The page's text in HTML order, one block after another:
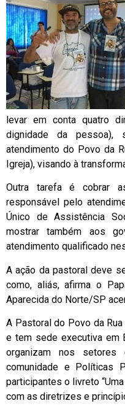
levar em conta quatro
dignidade da
atendimento do Povo da
Igreja), visando à
Outra tarefa é cobrar
responsável pelo
Único de Assistência
mostrar também aos
atendimento qualificado
A ação da pastoral deve
como, aliás, afirma o
Aparecida do Norte/SP
A Pastoral do Povo da
e tem sede executiva em
organizam nos setores
comunidade e Políticas
participantes o livreto
com as diretrizes e